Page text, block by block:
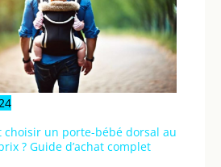
choisir un porte-bébé dorsal au
? Guide d’achat complet